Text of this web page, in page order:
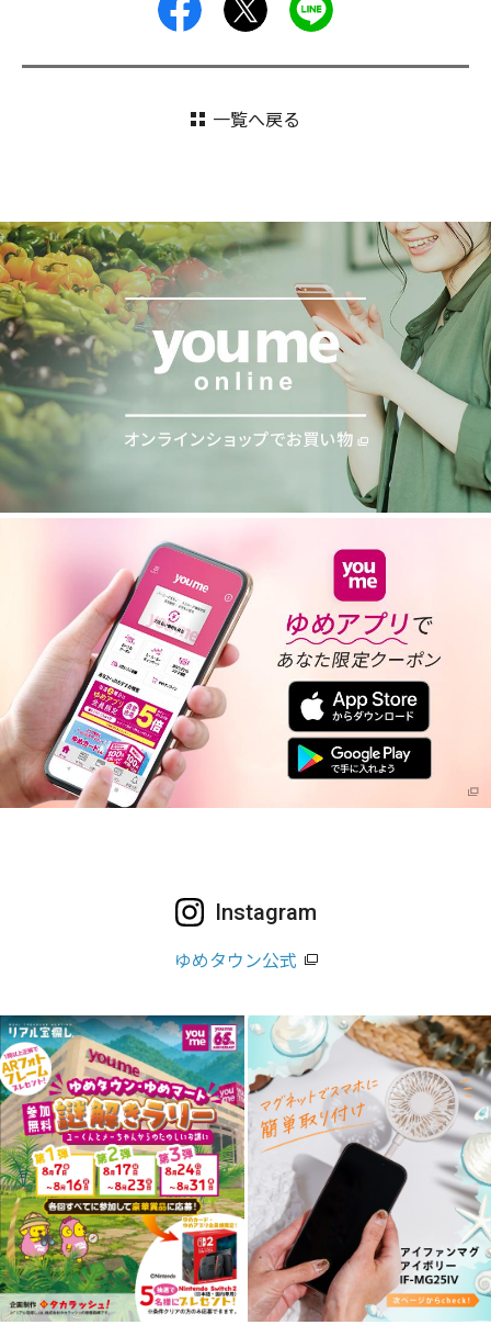
facebook
一覧へ戻る
Instagram
ゆめタウン公式